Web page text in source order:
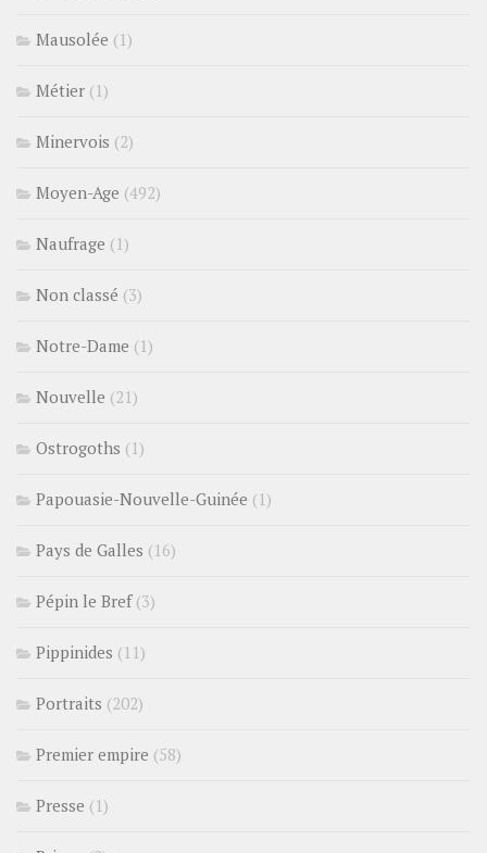
Mausolée (1)
Métier (1)
Minervois (2)
Moyen-Age (492)
Naufrage (1)
Non classé (3)
Notre-Dame (1)
Nouvelle (21)
Ostrogoths (1)
Papouasie-Nouvelle-Guinée (1)
Pays de Galles (16)
Pépin le Bref(3)
Pippinides (11)
Portraits (202)
Premier empire (58)
Presse (1)